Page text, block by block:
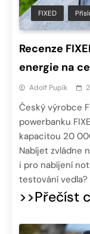
FIXED
Recenze
energie na
Adolf Pupík
Český výrobce
powerbanku
kapacitou 20
Nabíjet zvládne
i pro nabíjení
testování vedla?
>>Přečíst